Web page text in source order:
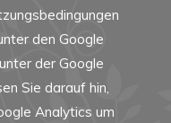
denGoogle
derGoogle
Sie darauf hin,
Analytics um